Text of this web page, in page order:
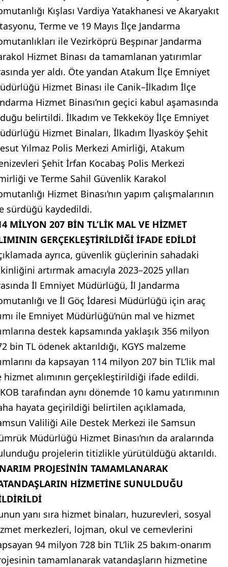
Kışlası Vardiya Yatakhanesi ve Akaryakıt
Terme ve 19 Mayıs İlçe Jandarma
ile Vezirköprü Beşpınar Jandarma
Hizmet Binası da tamamlanan yatırımlar
yer aldı. Öte yandan Atakum İlçe Emniyet
Hizmet Binası ile Canik–İlkadım İlçe
Hizmet Binası’nın geçici kabul aşamasında
belirtildi. İlkadım ve Tekkeköy İlçe Emniyet
Hizmet Binaları, İlkadım İlyasköy Şehit
Yılmaz Polis Merkezi Amirliği, Atakum
Şehit İrfan Kocabaş Polis Merkezi
ve Terme Sahil Güvenlik Karakol
Hizmet Binası’nın yapım çalışmalarının
sürdüğü kaydedildi.
MİLYON 207 BİN TL’LİK MAL VE HİZMET
GERÇEKLEŞTİRİLDİĞİ İFADE EDİLDİ
ayrıca, güvenlik güçlerinin sahadaki
artırmak amacıyla 2023–2025 yılları
İl Emniyet Müdürlüğü, İl Jandarma
ve İl Göç İdaresi Müdürlüğü için araç
ile Emniyet Müdürlüğü’nün mal ve hizmet
destek kapsamında yaklaşık 356 milyon
bin TL ödenek aktarıldığı, KGYS malzeme
da kapsayan 114 milyon 207 bin TL’lik mal
hizmet alımının gerçekleştirildiği ifade edildi.
tarafından aynı dönemde 10 kamu yatırımının
hayata geçirildiği belirtilen açıklamada,
Valiliği Aile Destek Merkezi ile Samsun
Müdürlüğü Hizmet Binası’nın da aralarında
projelerin titizlikle yürütüldüğü aktarıldı.
PROJESİNİN TAMAMLANARAK
HİZMETİNE SUNULDUĞU
yanı sıra hizmet binaları, huzurevleri, sosyal
merkezleri, lojman, okul ve cemevlerini
94 milyon 728 bin TL’lik 25 bakım-onarım
tamamlanarak vatandaşların hizmetine